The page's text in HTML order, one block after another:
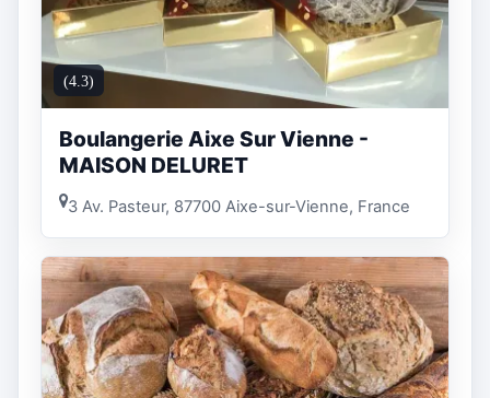
(4.3)
Boulangerie Aixe Sur Vienne -
MAISON DELURET
3 Av. Pasteur, 87700 Aixe-sur-Vienne, France